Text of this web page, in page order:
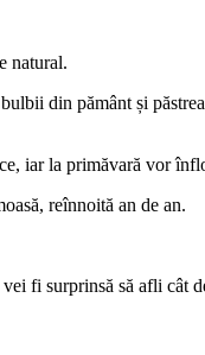
natural.
din pământ și
iar la primăvară vor
reînnoită an de an.
fi surprinsă să afli cât